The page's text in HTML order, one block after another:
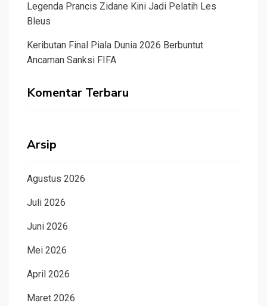
Legenda Prancis Zidane Kini Jadi Pelatih Les
Bleus
Keributan Final Piala Dunia 2026 Berbuntut
Ancaman Sanksi FIFA
Komentar Terbaru
Arsip
Agustus 2026
Juli 2026
Juni 2026
Mei 2026
April 2026
Maret 2026